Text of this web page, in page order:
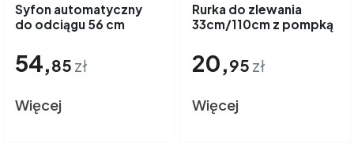
Syfon automatyczny
do odciągu 56 cm
54,85 zł
Więcej
Rurka do zlewania
33cm/110cm z pompką
20,95 zł
Więcej